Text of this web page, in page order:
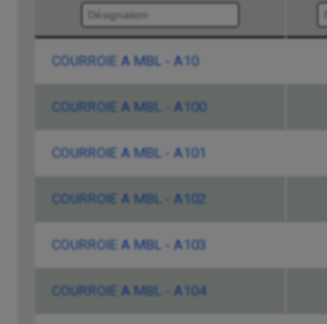
Désignation
COURROIE A MBL - A10
COURROIE A MBL - A100
COURROIE A MBL - A101
COURROIE A MBL - A102
COURROIE A MBL - A103
COURROIE A MBL - A104